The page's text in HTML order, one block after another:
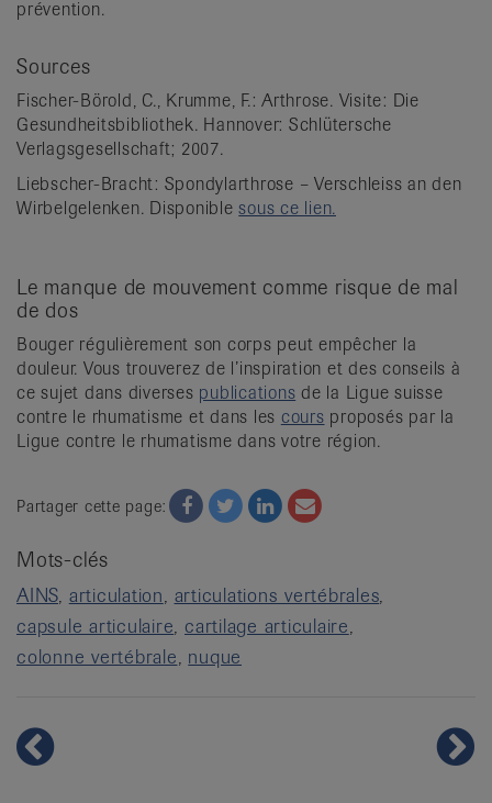
prévention.
Sources
Fischer-Börold, C., Krumme, F.: Arthrose. Visite: Die
Gesundheitsbibliothek. Hannover: Schlütersche
Verlagsgesellschaft; 2007.
Liebscher-Bracht: Spondylarthrose – Verschleiss an den
Wirbelgelenken. Disponiblesous ce lien.
Le manque de mouvement comme risque de mal
de dos
Bouger régulièrement son corps peut empêcher la
douleur. Vous trouverez de l’inspiration et des conseils à
ce sujet dans diverses publications de la Ligue suisse
contre le rhumatisme et dans les cours proposés par la
Ligue contre le rhumatisme dans votre région.
Partager cette page: Facebook
TwitterTwitterEmail
Mots-clés
AINS articulation articulations vertébrales
capsule articulaire cartilage articulaire
colonne vertébrale nuque